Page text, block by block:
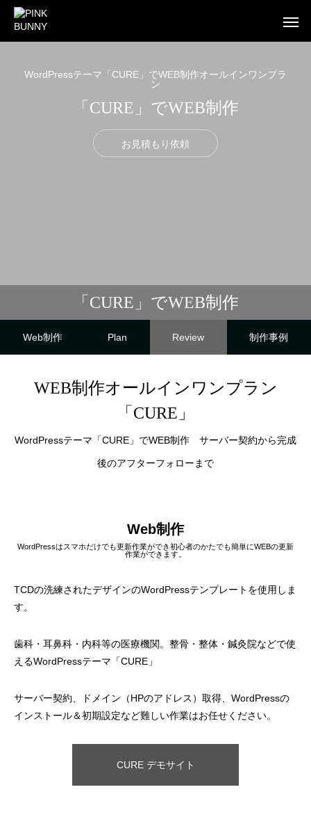
WEB制作
洗練されたWordPressテーマを使ったWEB制作
BUSINESS CARD
WEB制作事例 ワントラック株式会社
様
2025.10.25
WEB制作事例 オ
塾 様
2025.10.24
2024.10.26 2024.10.26
A4フライヤー制作事例 LEPONT様
A４チラシ・A3
倉敷地域自立支
WordPressテーマ「CURE」でWEB制作オールインワンプラ
ン
「CURE」でWEB制作
お見積もり依頼
「CURE」でWEB制作
Web制作 Plan Review 制作事例
WEB制作オールインワンプラン
「CURE」
WordPressテーマ「CURE」でWEB制作 サーバー契約から完成
後のアフターフォローまで
Web制作
WordPressはスマホだけでも更新作業ができ初心者のかたでも簡単にWEBの更新
作業ができます。
TCDの洗練されたデザインのWordPressテンプレートを使用しま
す。
歯科・耳鼻科・内科等の医療機関。整骨・整体・鍼灸院などで使
えるWordPressテーマ「CURE」
サーバー契約、ドメイン（HPのアドレス）取得、WordPressの
インストール＆初期設定など難しい作業はお任せください。
CURE デモサイト